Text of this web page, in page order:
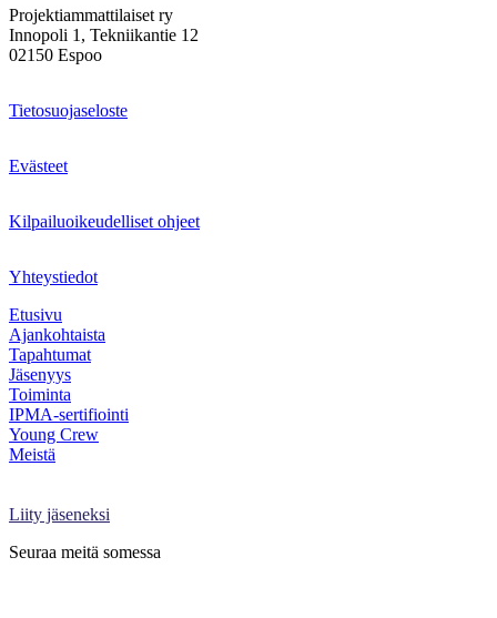
Projektiammattilaiset ry
Innopoli 1, Tekniikantie 12
02150 Espoo
Tietosuojaseloste
Evästeet
Kilpailuoikeudelliset ohjeet
Yhteystiedot
Etusivu
Ajankohtaista
Tapahtumat
Jäsenyys
Toiminta
IPMA-sertifiointi
Young Crew
Meistä
Liity jäseneksi
Seuraa meitä somessa